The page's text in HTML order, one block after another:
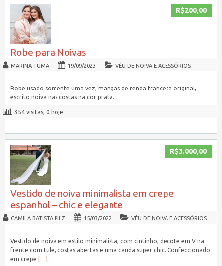
R$200,00
Robe para Noivas
MARINA TUMA 19/09/2023 VÉU DE NOIVA E ACESSÓRIOS
Robe usado somente uma vez, mangas de renda francesa original,
escrito noiva nas costas na cor prata.
354 visitas, 0 hoje
R$3.000,00
Vestido de noiva minimalista em crepe
espanhol – chic e elegante
CAMILA BATISTA PILZ 15/03/2022 VÉU DE NOIVA E ACESSÓRIOS
Vestido de noiva em estilo minimalista, com cintinho, decote em V na
frente com tule, costas abertas e uma cauda super chic. Confeccionado
em crepe […]